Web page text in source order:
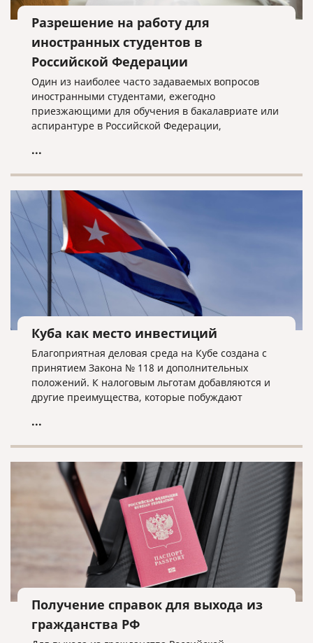
Разрешение на работу для
иностранных студентов в
Российской Федерации
Один из наиболее часто задаваемых вопросов
иностранными студентами, ежегодно
приезжающими для обучения в бакалавриате или
аспирантуре в Российской Федерации,
легально трудоустроиться, не создавая при этом
...
Куба как место инвестиций
Благоприятная деловая среда на Кубе создана с
принятием Закона № 118 и дополнительных
положений. К налоговым льготам добавляются и
другие преимущества, которые побуждают
качестве места для инвестиций.
...
Получение справок для выхода из
гражданства РФ